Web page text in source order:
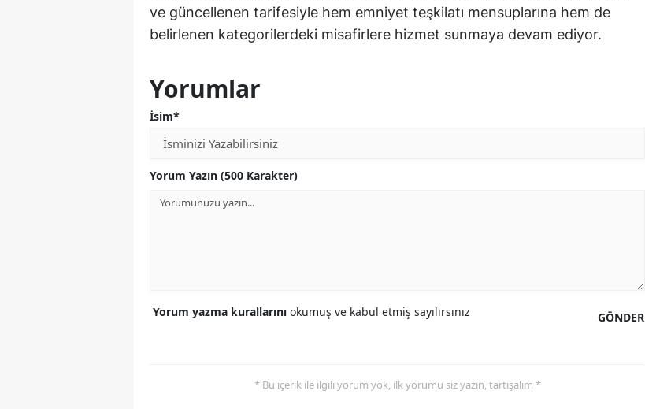
ve güncellenen tarifesiyle hem emniyet teşkilatı mensuplarına hem de
belirlenen kategorilerdeki misafirlere hizmet sunmaya devam ediyor.
Yorumlar
İsim*
Yorum Yazın (500 Karakter)
GÖNDER
Yorum yazma kurallarını okumuş ve kabul etmiş sayılırsınız
* Bu içerik ile ilgili yorum yok, ilk yorumu siz yazın, tartışalım *